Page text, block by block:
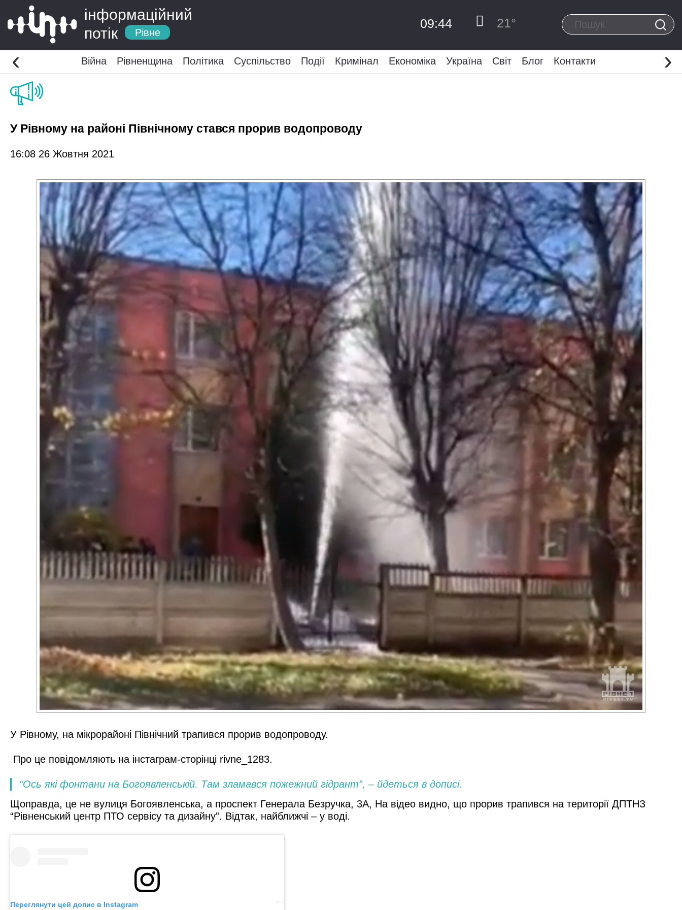
інформаційний
потік
Рівне
09:44 21°
Війна Рівненщина Політика Суспільство Події Кримінал Економіка Україна Світ Блог Контакти
‹ ›
У Рівному на районі Північному стався прорив водопроводу
16:08 26 Жовтня 2021
У Рівному, на мікрорайоні Північний трапився прорив водопроводу.
Про це повідомляють на інстаграм-сторінці rivne_1283.
“Ось які фонтани на Богоявленській. Там зламався пожежний гідрант”, – йдеться в дописі.
Щоправда, це не вулиця Богоявленська, а проспект Генерала Безручка, 3А, На відео видно, що прорив трапився на території ДПТНЗ
“Рівненський центр ПТО сервісу та дизайну”. Відтак, найближчі – у воді.
Переглянути цей допис в Instagram